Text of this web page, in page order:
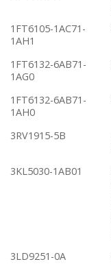
1FT6105-1AC71-
1AH1
1FT6132-6AB71-
1AG0
1FT6132-6AB71-
1AH0
3RV1915-5B
3KL5030-1AB01
3LD9251-0A